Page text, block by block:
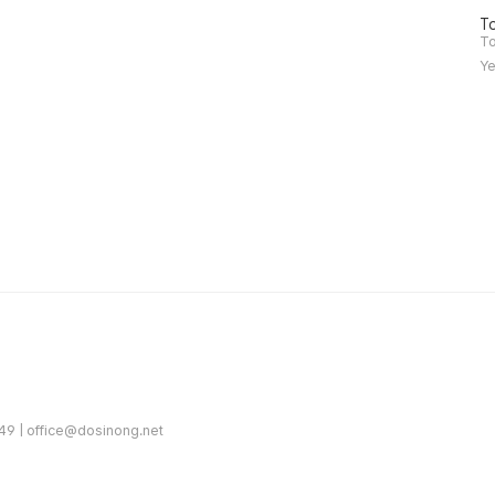
방
문
자
수
| office@dosinong.net